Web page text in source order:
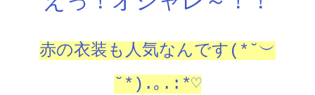
赤の衣装も人気なんです(*˘︶
˘*).｡.:*♡